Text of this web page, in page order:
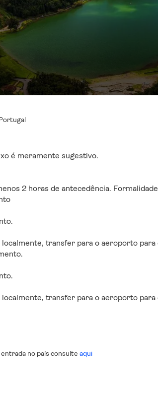
é meramente sugestivo.
2 horas de antecedência.
localmente, transfer para o aeroporto
localmente, transfer para o aeroporto
no país consulte aqui